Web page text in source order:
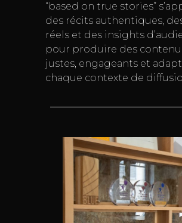
“based on true stories”
des récits authentiques,
réels et des insights
pour produire des
justes, engageants et
chaque contexte de